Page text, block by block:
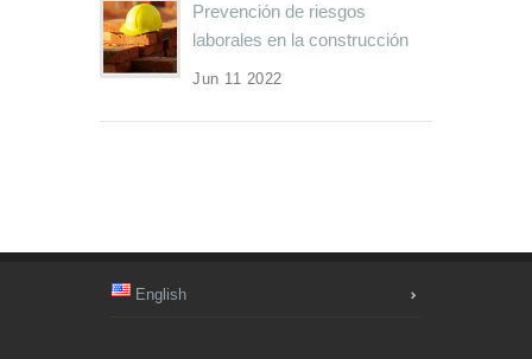
Prevención de riesgos
laborales en la construcción
Jun 11 2022
English